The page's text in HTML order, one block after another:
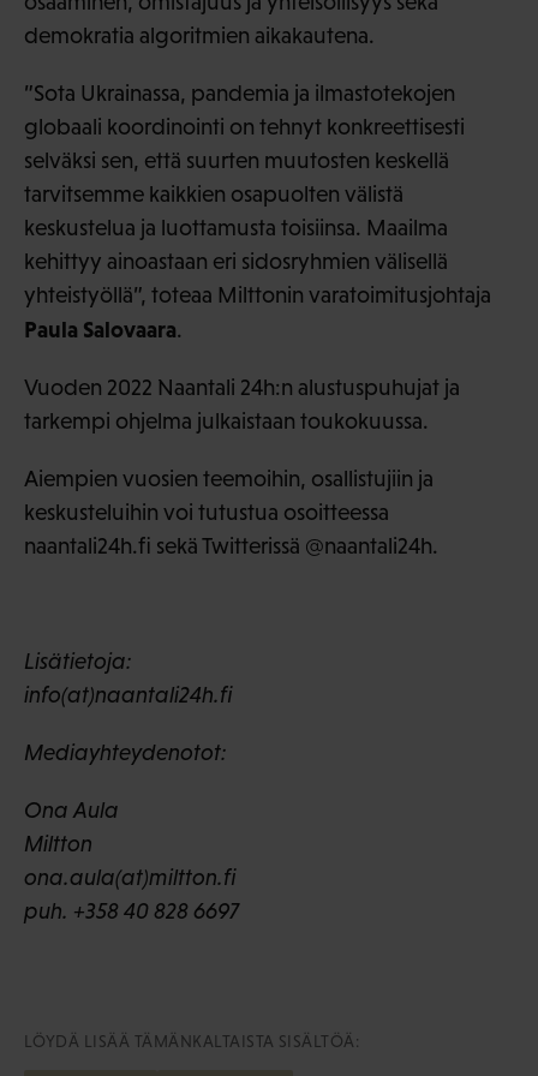
demokratia algoritmien aikakautena.
”Sota Ukrainassa, pandemia ja ilmastotekojen
globaali koordinointi on tehnyt konkreettisesti
selväksi sen, että suurten muutosten keskellä
tarvitsemme kaikkien osapuolten välistä
keskustelua ja luottamusta toisiinsa. Maailma
kehittyy ainoastaan eri sidosryhmien välisellä
yhteistyöllä”, toteaa Milttonin varatoimitusjohtaja
Paula Salovaara.
Vuoden 2022 Naantali 24h:n alustuspuhujat ja
tarkempi ohjelma julkaistaan toukokuussa.
Aiempien vuosien teemoihin, osallistujiin ja
keskusteluihin voi tutustua osoitteessa
naantali24h.fi sekä Twitterissä @naantali24h.
Lisätietoja:
info(at)naantali24h.fi
Mediayhteydenotot:
Ona Aula
Miltton
ona.aula(at)miltton.fi
puh. +358 40 828 6697
LÖYDÄ LISÄÄ TÄMÄNKALTAISTA SISÄLTÖÄ: